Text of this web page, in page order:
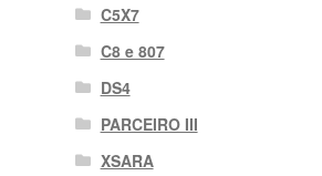
C5X7
C8 e 807
DS4
PARCEIRO III
XSARA